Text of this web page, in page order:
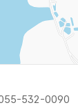
532-0090